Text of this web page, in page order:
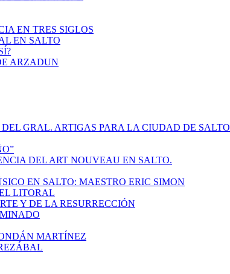
EN TRES SIGLOS
EN SALTO
ARZADUN
GRAL. ARTIGAS PARA LA CIUDAD DE SALTO
DEL ART NOUVEAU EN SALTO.
EN SALTO: MAESTRO ERIC SIMON
LITORAL
Y DE LA RESURRECCIÓN
MARTÍNEZ